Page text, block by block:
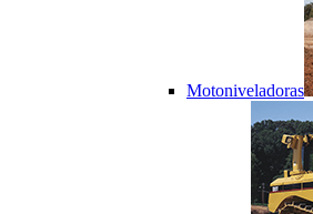
Motoniveladoras